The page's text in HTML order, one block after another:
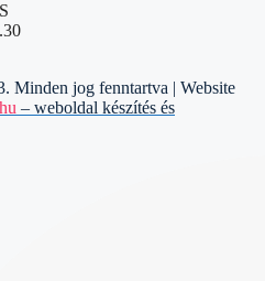
Minden jog fenntartva | Website
– weboldal készítés és